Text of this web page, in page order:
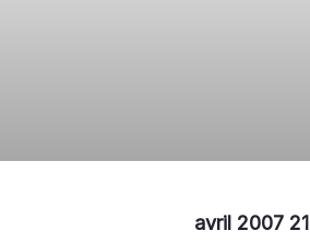
21 avril 2007